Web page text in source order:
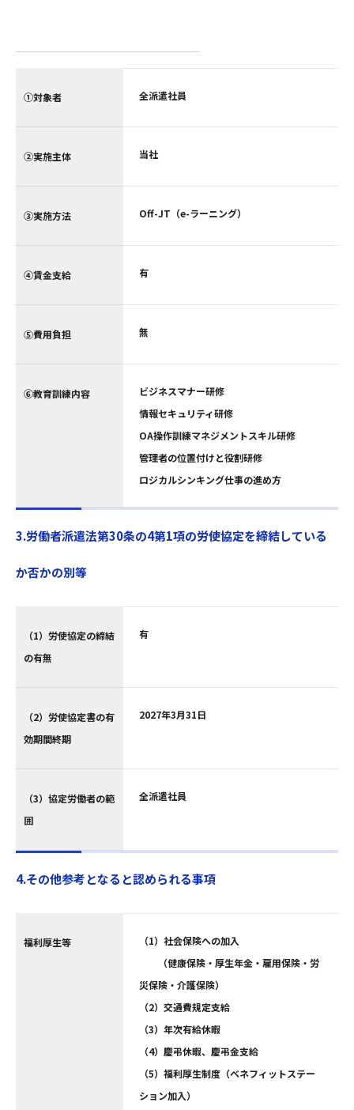
①対象者 全派遣社員
②実施主体 当社
③実施方法 Off-JT（e-ラーニング）
④賃金支給 有
⑤費用負担 無
⑥教育訓練内容
ビジネスマナー研修
情報セキュリティ研修
OA操作訓練マネジメントスキル研修
管理者の位置付けと役割研修
ロジカルシンキング仕事の進め方
3.労働者派遣法第30条の4第1項の労使協定を締結している
か否かの別等
（1）労使協定の締結
の有無
有
（2）労使協定書の有
効期間終期
2027年3月31日
（3）協定労働者の範
囲
全派遣社員
4.その他参考となると認められる事項
福利厚生等
（1）社会保険への加入
（健康保険・厚生年金・雇用保険・労
災保険・介護保険）
（2）交通費規定支給
（3）年次有給休暇
（4）慶弔休暇、慶弔金支給
（5）福利厚生制度（ベネフィットステー
ション加入）